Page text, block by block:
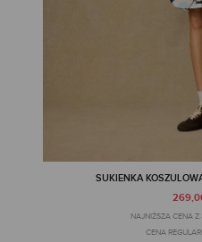
SUKIENKA
NAJNIŻSZA CENA Z
CENA